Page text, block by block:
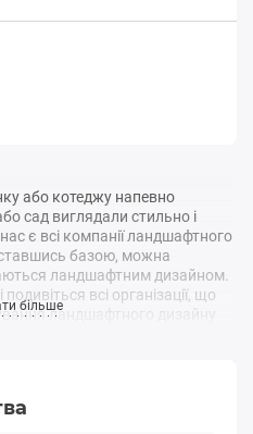
більше
або котеджу напевно
сад виглядали стильно і
є всі компанії ландшафтного
базою, можна
ландшафтним дизайном.
всі організації, що
ландшафтного дизайну
ділянки. Дозволити